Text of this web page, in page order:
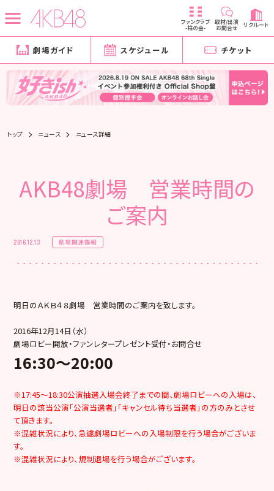
ファンクラブ
-柱の会-
取材/出演
お問合せ リクルート
劇場ガイド スケジュール チケット
トップ ニュース ニュース詳細
AKB48劇場 営業時間の
ご案内
2016.12.13 劇場関連情報
明日のＡＫＢ４８劇場 営業時間のご案内を致します。
2016年12月14日（水）
劇場ロビー開放・ファンレタープレゼント受付・お問合せ
16:30～20:00
※17:45～18:30公演抽選入場会終了までの間、劇場ロビーへの入場は、
明日の該当公演「公演当選者」「キャンセル待ち当選者」の方のみとさせ
て頂きます。
※混雑状況により、急遽劇場ロビーへの入場制限を行う場合がございま
す。
※混雑状況により、規制退場を行う場合がございます。